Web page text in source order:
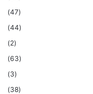
(47)
(44)
(2)
(63)
(3)
(38)